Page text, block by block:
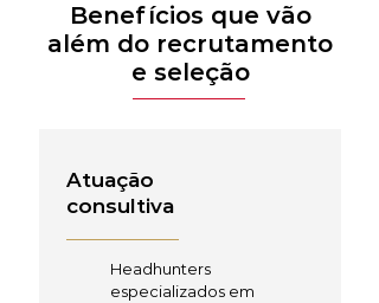
Benefícios que vão
além do recrutamento
e seleção
Atuação
consultiva
Headhunters
especializados em